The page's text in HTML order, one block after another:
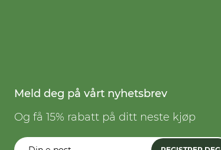
Meld deg på vårt nyhetsbrev
Og få 15% rabatt på ditt neste kjøp